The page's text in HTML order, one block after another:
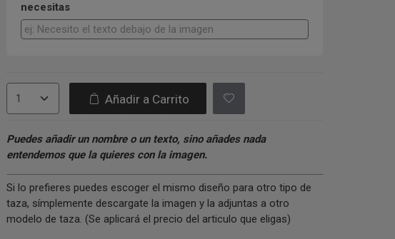
necesitas
Añadir a Carrito
Puedes añadir un nombre o un texto, sino añades nada
entendemos que la quieres con la imagen.
Si lo prefieres puedes escoger el mismo diseño para otro tipo de
taza, símplemente descargate la imagen y la adjuntas a otro
modelo de taza. (Se aplicará el precio del articulo que eligas)